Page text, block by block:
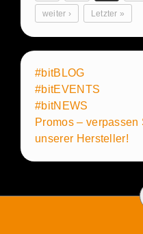
weiter › Letzter »
#bitBLOG
#bitEVENTS
#bitNEWS
Promos –
unserer Hersteller!